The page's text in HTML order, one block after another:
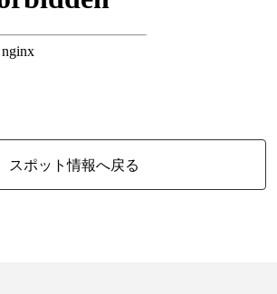
スポット情報へ戻る